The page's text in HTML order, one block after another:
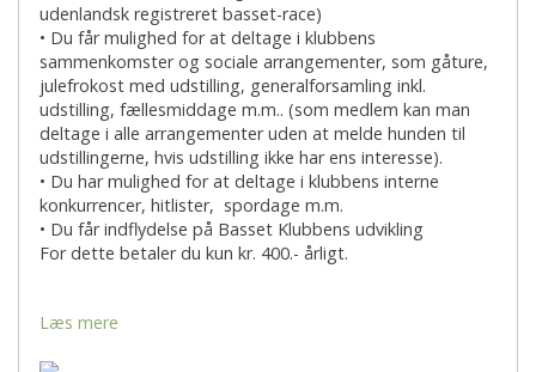
udenlandsk registreret basset-race)
• Du får mulighed for at deltage i klubbens
sammenkomster og sociale arrangementer, som gåture,
julefrokost med udstilling, generalforsamling inkl.
udstilling, fællesmiddage m.m.. (som medlem kan man
deltage i alle arrangementer uden at melde hunden til
udstillingerne, hvis udstilling ikke har ens interesse).
• Du har mulighed for at deltage i klubbens interne
konkurrencer, hitlister, spordage m.m.
• Du får indflydelse på Basset Klubbens udvikling
For dette betaler du kun kr. 400.- årligt.
Læs mere